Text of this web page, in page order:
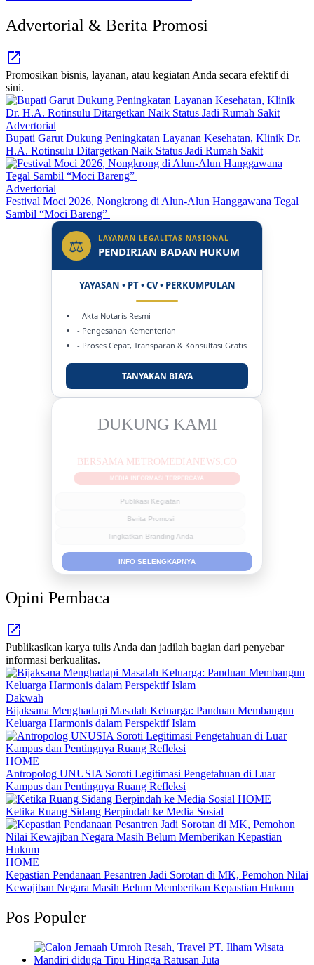
Advertorial & Berita Promosi
Promosikan bisnis, layanan, atau kegiatan Anda secara efektif di
sini.
Advertorial
Bupati Garut Dukung Peningkatan Layanan Kesehatan, Klinik Dr.
H.A. Rotinsulu Ditargetkan Naik Status Jadi Rumah Sakit
Advertorial
Festival Moci 2026, Nongkrong di Alun-Alun Hanggawana Tegal
Sambil “Moci Bareng”
⚖ LAYANAN LEGALITAS NASIONAL
PENDIRIAN BADAN HUKUM
YAYASAN • PT • CV • PERKUMPULAN
- Akta Notaris Resmi
- Pengesahan Kementerian
- Proses Cepat, Transparan & Konsultasi Gratis
TANYAKAN BIAYA
DUKUNG KAMI
MEDIA INFORMASI TERPERCAYA
Publikasi Kegiatan
Berita Promosi
Tingkatkan Branding Anda
INFO SELENGKAPNYA
Opini Pembaca
Publikasikan karya tulis Anda dan jadilah bagian dari penyebar
informasi berkualitas.
Dakwah
Bijaksana Menghadapi Masalah Keluarga: Panduan Membangun
Keluarga Harmonis dalam Perspektif Islam
HOME
Antropolog UNUSIA Soroti Legitimasi Pengetahuan di Luar
Kampus dan Pentingnya Ruang Refleksi
HOME
Ketika Ruang Sidang Berpindah ke Media Sosial
HOME
Kepastian Pendanaan Pesantren Jadi Sorotan di MK, Pemohon Nilai
Kewajiban Negara Masih Belum Memberikan Kepastian Hukum
Pos Populer